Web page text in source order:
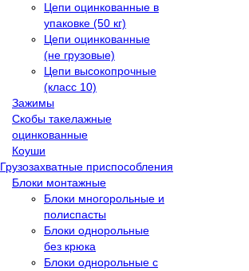
Цепи оцинкованные в
упаковке (50 кг)
Цепи оцинкованные
(не грузовые)
Цепи высокопрочные
(класс 10)
Зажимы
Скобы такелажные
оцинкованные
Коуши
Грузозахватные приспособления
Блоки монтажные
Блоки многорольные и
полиспасты
Блоки однорольные
без крюка
Блоки однорольные с